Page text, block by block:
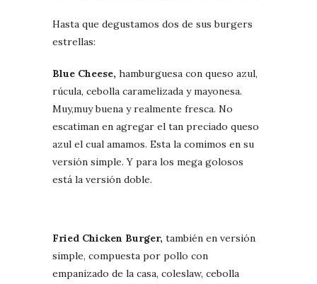
Hasta que degustamos dos de sus burgers
estrellas:
Blue Cheese, hamburguesa con queso azul,
rúcula, cebolla caramelizada y mayonesa.
Muy,muy buena y realmente fresca. No
escatiman en agregar el tan preciado queso
azul el cual amamos. Esta la comimos en su
versión simple. Y para los mega golosos
está la versión doble.
Fried Chicken Burger, también en versión
simple, compuesta por pollo con
empanizado de la casa, coleslaw, cebolla